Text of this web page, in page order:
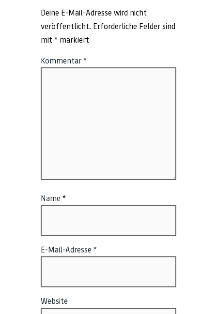
Deine E-Mail-Adresse wird nicht
veröffentlicht. Erforderliche Felder sind
mit * markiert
Kommentar *
Name *
E-Mail-Adresse *
Website